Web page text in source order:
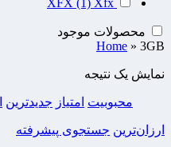
محصولات موجود
Home » 3GB
نمایش یک نتیجه
محبوبیت امتیاز جدیدترین
ارزان‌ترین جستجوی پیشرفته